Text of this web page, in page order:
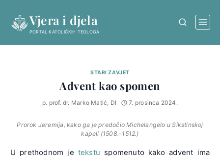
content
Vjera i djela
PORTAL KATOLIČKIH TEOLOGA
STARI ZAVJET
Advent kao spomen
p. prof. dr. Marko Matić, DI 7. prosinca 2024.
Prorok Jeremija, kako ga je predočio Michelangelo u Sikstinskoj
kapeli (1508.-1512.)
U prethodnom je tekstu spomenuto kako advent ima